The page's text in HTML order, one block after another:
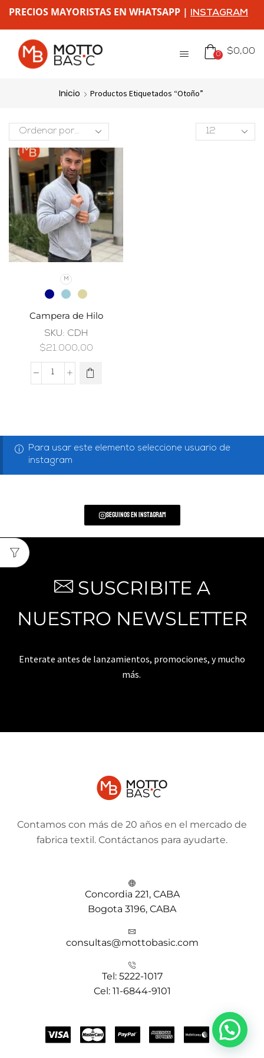
PRECIOS MAYORISTAS EN WHATSAPP | INSTAGRAM
0 $0,00
Inicio Productos Etiquetados “otoño”
M
Campera de Hilo
SKU: CDH
$21.000,00
Para usar este elemento seleccione usuario de
instagram
Seguinos en Instagram
SUSCRIBITE A
NUESTRO NEWSLETTER
Enterate antes de lanzamientos, promociones, y mucho
más.
Contamos con más de 20 años en el mercado de
fabrica textil. Contáctanos para ayudarte.
Concordia 221, CABA
Bogota 3196, CABA
consultas@mottobasic.com
Tel: 5222-1017
Cel: 11-6844-9101